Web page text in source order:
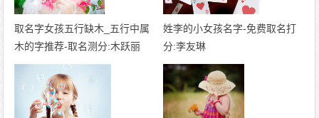
取名字女孩五行缺木_五行中属
木的字推荐-取名测分:木跃丽
姓李的小女孩名字-免费取名打
分:李友琳